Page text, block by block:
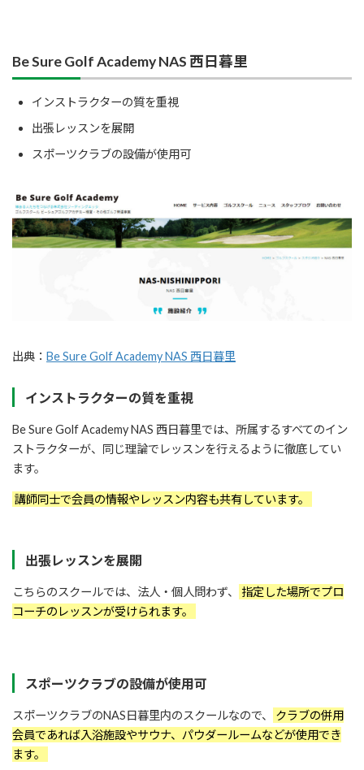
Be Sure Golf Academy NAS 西日暮里
インストラクターの質を重視
出張レッスンを展開
スポーツクラブの設備が使用可
出典： Be Sure Golf Academy NAS 西日暮里
インストラクターの質を重視
Be Sure Golf Academy NAS 西日暮里では、所属するすべてのイン
ストラクターが、同じ理論でレッスンを行えるように徹底してい
ます。
講師同士で会員の情報やレッスン内容も共有しています。
出張レッスンを展開
こちらのスクールでは、法人・個人問わず、
指定した場所でプロ
コーチのレッスンが受けられます。
スポーツクラブの設備が使用可
スポーツクラブのNAS日暮里内のスクールなので、
クラブの併用
会員であれば入浴施設やサウナ、パウダールームなどが使用でき
ます。